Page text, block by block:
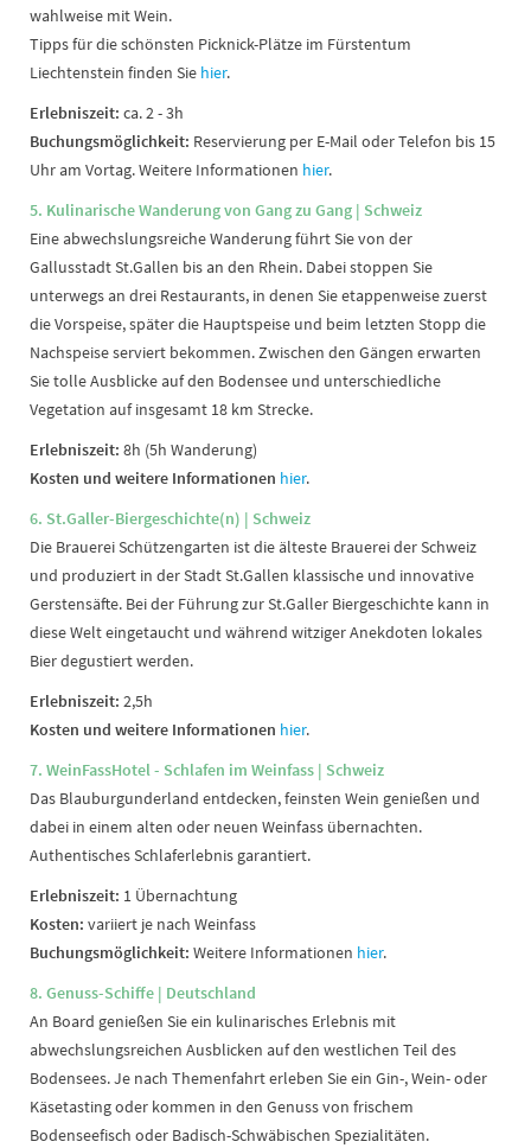
wahlweise mit Wein.
Tipps für die schönsten Picknick-Plätze im Fürstentum
Liechtenstein finden Sie hier.
Erlebniszeit: ca. 2 - 3h
Buchungsmöglichkeit: Reservierung per E-Mail oder Telefon bis 15
Uhr am Vortag. Weitere Informationen hier.
5. Kulinarische Wanderung von Gang zu Gang | Schweiz
Eine abwechslungsreiche Wanderung führt Sie von der
Gallusstadt St.Gallen bis an den Rhein. Dabei stoppen Sie
unterwegs an drei Restaurants, in denen Sie etappenweise zuerst
die Vorspeise, später die Hauptspeise und beim letzten Stopp die
Nachspeise serviert bekommen. Zwischen den Gängen erwarten
Sie tolle Ausblicke auf den Bodensee und unterschiedliche
Vegetation auf insgesamt 18 km Strecke.
Erlebniszeit: 8h (5h Wanderung)
Kosten und weitere Informationen hier.
6. St.Galler-Biergeschichte(n) | Schweiz
Die Brauerei Schützengarten ist die älteste Brauerei der Schweiz
und produziert in der Stadt St.Gallen klassische und innovative
Gerstensäfte. Bei der Führung zur St.Galler Biergeschichte kann in
diese Welt eingetaucht und während witziger Anekdoten lokales
Bier degustiert werden.
Erlebniszeit: 2,5h
Kosten und weitere Informationen hier.
7. WeinFassHotel - Schlafen im Weinfass | Schweiz
Das Blauburgunderland entdecken, feinsten Wein genießen und
dabei in einem alten oder neuen Weinfass übernachten.
Authentisches Schlaferlebnis garantiert.
Erlebniszeit: 1 Übernachtung
Kosten: variiert je nach Weinfass
Buchungsmöglichkeit: Weitere Informationen hier.
8. Genuss-Schiffe | Deutschland
An Board genießen Sie ein kulinarisches Erlebnis mit
abwechslungsreichen Ausblicken auf den westlichen Teil des
Bodensees. Je nach Themenfahrt erleben Sie ein Gin-, Wein- oder
Käsetasting oder kommen in den Genuss von frischem
Bodenseefisch oder Badisch-Schwäbischen Spezialitäten.